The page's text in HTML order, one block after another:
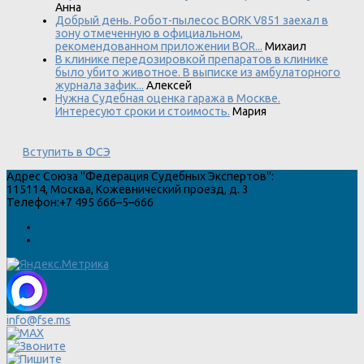
Анна
Добрый день. Робот-пылесос BORK V851 заехал в
зону отмеченную в официальном,
рекомендованном приложении BOR... Михаил
В клинике передозировкой препаратов в клинике
было убито животное. В выписке из амбулаторного
журнала зафик... Алексей
Нужна Судебная оценка гаража в Москве.
Интересуют сроки и стоимость. Мария
Вступить в ФСЭ
Адрес Союза "Федерация Судебных Экспертов":
115114, Москва, Кожевнический проезд, д. 3
Телефон:+7 495 666–5–666
info@fse.ms